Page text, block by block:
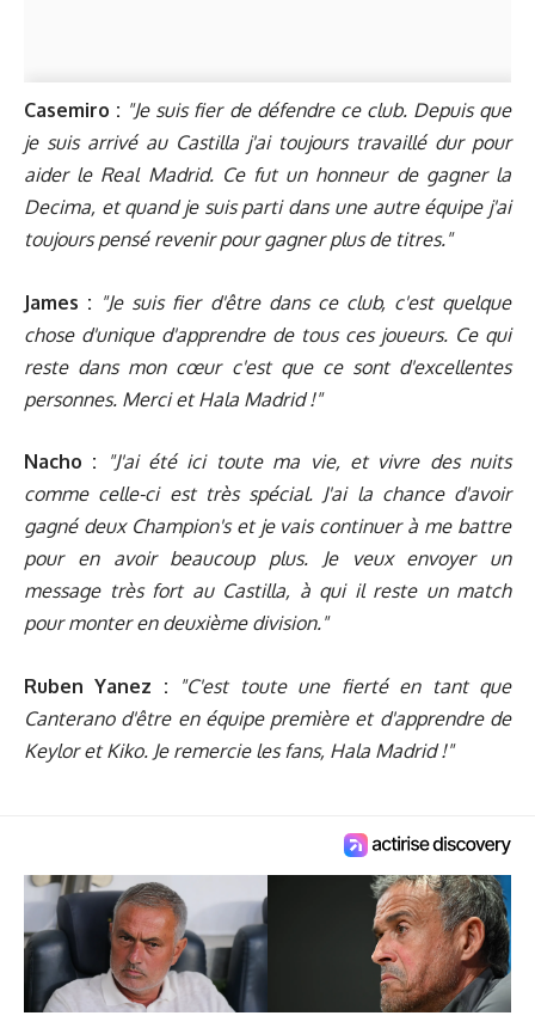
Casemiro : "Je suis fier de défendre ce club. Depuis que
je suis arrivé au Castilla j'ai toujours travaillé dur pour
aider le Real Madrid. Ce fut un honneur de gagner la
Decima, et quand je suis parti dans une autre équipe j'ai
toujours pensé revenir pour gagner plus de titres."
James : "Je suis fier d'être dans ce club, c'est quelque
chose d'unique d'apprendre de tous ces joueurs. Ce qui
reste dans mon cœur c'est que ce sont d'excellentes
personnes. Merci et Hala Madrid !"
Nacho :
"J'ai été ici toute ma vie, et vivre des nuits
comme celle-ci est très spécial. J'ai la chance d'avoir
gagné deux Champion's et je vais continuer à me battre
pour en avoir beaucoup plus. Je veux envoyer un
message très fort au Castilla, à qui il reste un match
pour monter en deuxième division."
Ruben Yanez :
"C'est toute une fierté en tant que
Canterano d'être en équipe première et d'apprendre de
Keylor et Kiko. Je remercie les fans, Hala Madrid !"